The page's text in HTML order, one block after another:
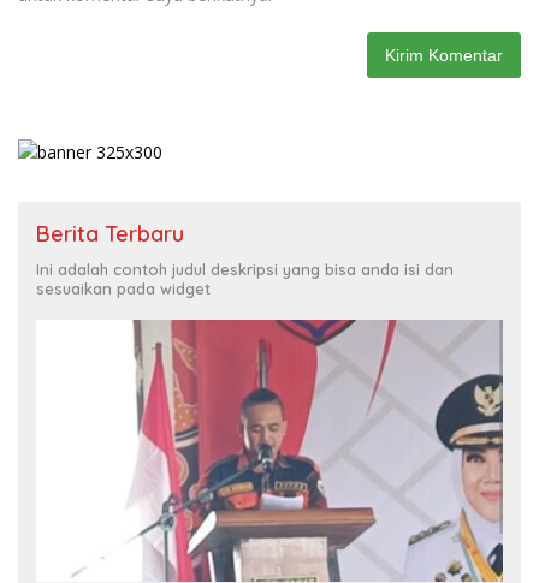
Berita Terbaru
Ini adalah contoh judul deskripsi yang bisa anda isi dan
sesuaikan pada widget